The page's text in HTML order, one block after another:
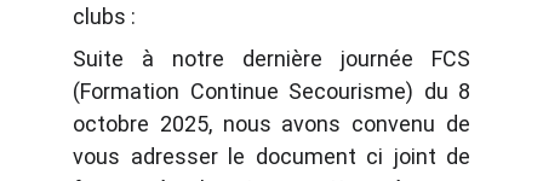
clubs :
Suite à notre dernière journée FCS
(Formation Continue Secourisme) du 8
octobre 2025, nous avons convenu de
vous adresser le document ci joint de